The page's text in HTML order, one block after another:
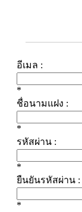
อีเมล :
*
ชื่อนามแฝง :
*
รหัสผ่าน :
*
ยืนยันรหัสผ่าน :
*